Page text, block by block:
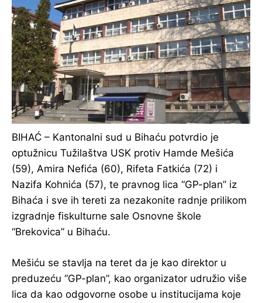
​BIHAĆ – Kantonalni sud u Bihaću potvrdio je
optužnicu Tužilaštva USK protiv Hamde Mešića
(59), Amira Nefića (60), Rifeta Fatkića (72) i
Nazifa Kohnića (57), te pravnog lica “GP-plan” iz
Bihaća i sve ih tereti za nezakonite radnje prilikom
izgradnje fiskulturne sale Osnovne škole
“Brekovica” u Bihaću.
Mešiću se stavlja na teret da je kao direktor u
preduzeću “GP-plan”, kao organizator udružio više
lica da kao odgovorne osobe u institucijama koje